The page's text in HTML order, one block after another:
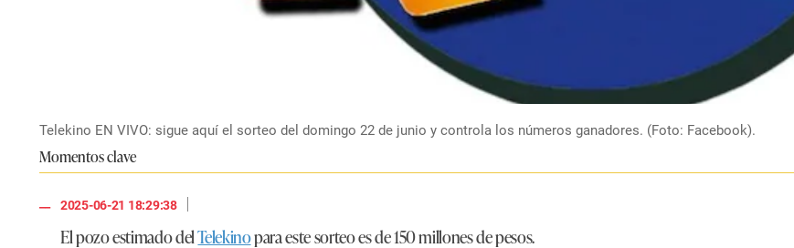
Telekino EN VIVO: sigue aquí el sorteo del domingo 22 de junio y controla los números ganadores. (Foto: Facebook).
Momentos clave
2025-06-21 18:29:38
|
El pozo estimado delTelekinopara este sorteo es de 150 millones de pesos.